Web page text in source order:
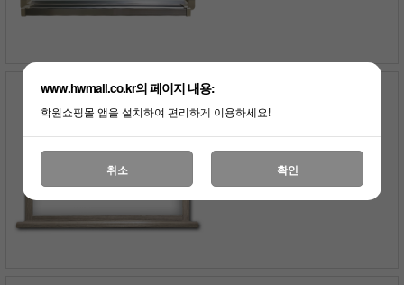
(인테리어몰딩틀)
1500x2400(mm)
전화상담요망
부가세포함
www.hwmall.co.kr의 페이지 내용:
학원쇼핑몰 앱을 설치하여 편리하게 이용하세요!
취소 확인